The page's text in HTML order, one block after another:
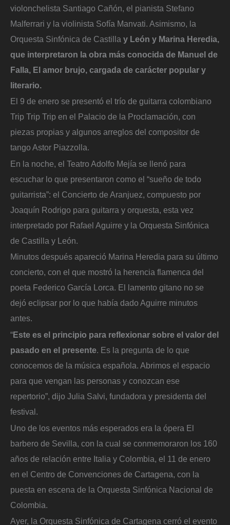
violonchelista Santiago Cañón, el pianista Stefano
Malferrari y la violinista Sofía Manvati. Asimismo, la
Orquesta Sinfónica de Castilla y León y Marina Heredia,
que interpretaron la obra más conocida de Manuel de
Falla, El amor brujo, cargada de carácter popular y
literario.
El 9 de enero se presentó el trío de guitarra colombiano
Trip Trip Trip en el Palacio de la Proclamación, con
piezas propias y algunos arreglos del compositor de
tango Astor Piazzolla.
En la noche, el Teatro Adolfo Mejía se llenó para
escuchar lo que presentaron como el “sueño de todo
guitarrista”: el Concierto de Aranjuez, compuesto por
Joaquín Rodrigo para guitarra y orquesta, esta vez
interpretado por Rafael Aguirre y la Orquesta Sinfónica
de Castilla y León.
Minutos después apareció Marina Heredia para su último
concierto, con el que mostró la herencia flamenca del
poeta Federico García Lorca. El lamento gitano no se
dejó eclipsar por lo que había dado Aguirre minutos
antes.
“Este es el principio para reflexionar sobre el valor del
pasado en el presente. Es la pregunta de lo que
conocemos de la música española. Abrimos el espacio
para que vengan las personas y conozcan ese
repertorio”, dijo Julia Salvi, fundadora y presidenta del
festival.
Uno de los eventos más esperados era la ópera El
barbero de Sevilla, con la cual se conmemoraron los 160
años de relación entre Italia y Colombia, el 11 de enero
en el Centro de Convenciones de Cartagena, con la
puesta en escena de la Orquesta Sinfónica Nacional de
Colombia.
Ayer, la Orquesta Sinfónica de Cartagena cerró el evento